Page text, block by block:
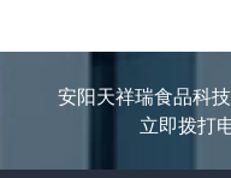
安阳天祥瑞食品科
立即拨打